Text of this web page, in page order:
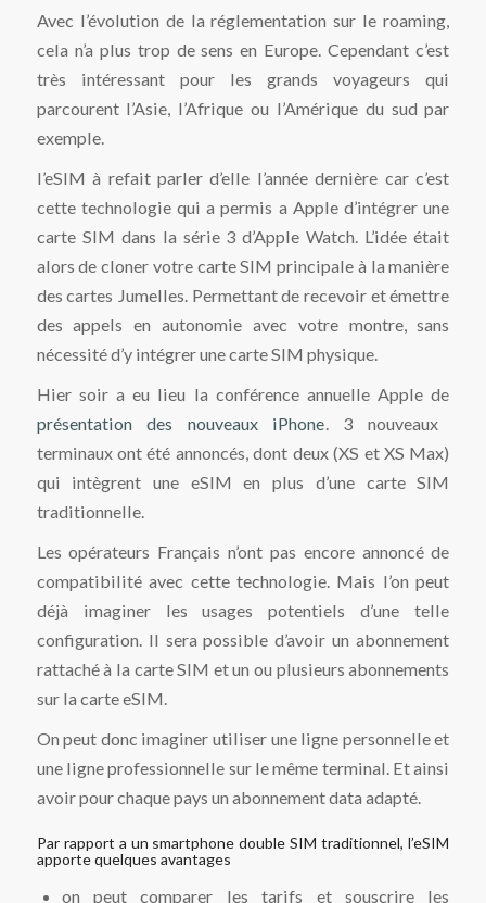
Avec l’évolution de la réglementation sur le roaming,
cela n’a plus trop de sens en Europe. Cependant c’est
très intéressant pour les grands voyageurs qui
parcourent l’Asie, l’Afrique ou l’Amérique du sud par
exemple.
l’eSIM à refait parler d’elle l’année dernière car c’est
cette technologie qui a permis a Apple d’intégrer une
carte SIM dans la série 3 d’Apple Watch. L’idée était
alors de cloner votre carte SIM principale à la manière
des cartes Jumelles. Permettant de recevoir et émettre
des appels en autonomie avec votre montre, sans
nécessité d’y intégrer une carte SIM physique.
Hier soir a eu lieu la conférence annuelle Apple de
présentation des nouveaux iPhone. 3 nouveaux
terminaux ont été annoncés, dont deux (XS et XS Max)
qui intègrent une eSIM en plus d’une carte SIM
traditionnelle.
Les opérateurs Français n’ont pas encore annoncé de
compatibilité avec cette technologie. Mais l’on peut
déjà imaginer les usages potentiels d’une telle
configuration. Il sera possible d’avoir un abonnement
rattaché à la carte SIM et un ou plusieurs abonnements
sur la carte eSIM.
On peut donc imaginer utiliser une ligne personnelle et
une ligne professionnelle sur le même terminal. Et ainsi
avoir pour chaque pays un abonnement data adapté.
Par rapport a un smartphone double SIM traditionnel, l’eSIM
apporte quelques avantages
on peut comparer les tarifs et souscrire les